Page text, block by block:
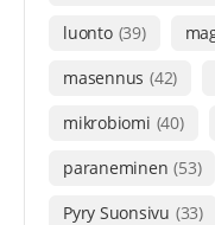
luonto (39)
masennus (42)
mikrobiomi (40)
paraneminen (53)
Pyry Suonsivu (33)